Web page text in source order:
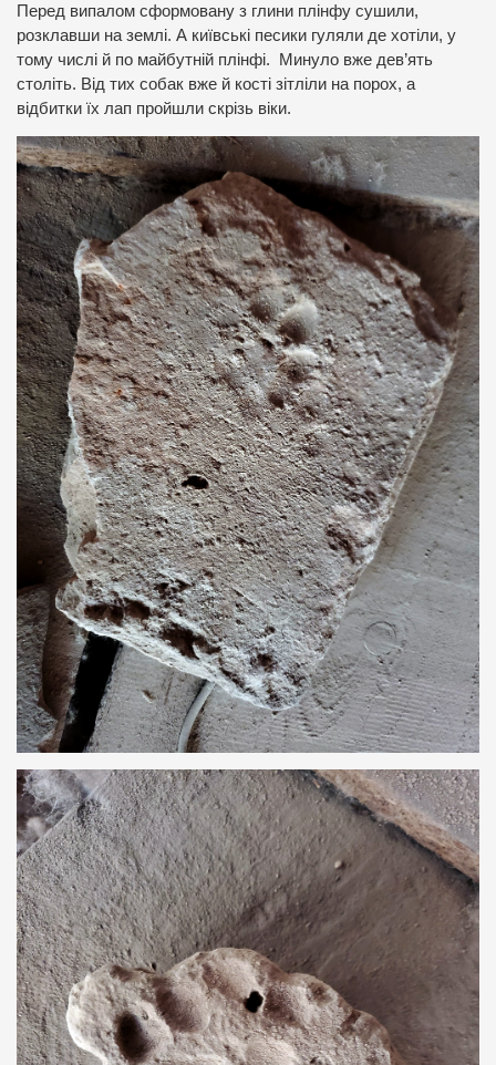
Перед випалом сформовану з глини плінфу сушили,
розклавши на землі. А київські песики гуляли де хотіли, у
тому числі й по майбутній плінфі. Минуло вже дев’ять
століть. Від тих собак вже й кості зітліли на порох, а
відбитки їх лап пройшли скрізь віки.